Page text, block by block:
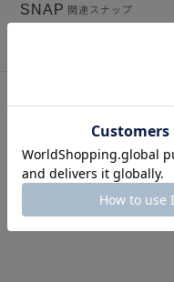
SNAP 関連スナップ
このアイテムを見た人